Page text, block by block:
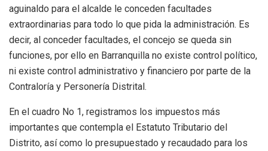
aguinaldo para el alcalde le conceden facultades
extraordinarias para todo lo que pida la administración. Es
decir, al conceder facultades, el concejo se queda sin
funciones, por ello en Barranquilla no existe control político,
ni existe control administrativo y financiero por parte de la
Contraloría y Personería Distrital.
En el cuadro No 1, registramos los impuestos más
importantes que contempla el Estatuto Tributario del
Distrito, así como lo presupuestado y recaudado para los